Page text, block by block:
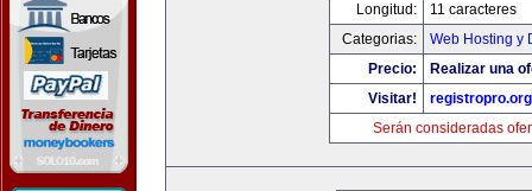
Longitud:
11 caracteres
Categorias:
Web Hosting y
Precio:
Realizar una
Visitar!
registropro.org
Serán consideradas